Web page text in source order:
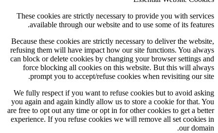
These cookies are strictly necessary to provide you with
available through our website and to use some of its
Because these cookies are strictly necessary to deliver the
refusing them will have impact how our site functions. You
can block or delete cookies by changing your browser settings
force blocking all cookies on this website. But this will
prompt you to accept/refuse cookies when revisiting our
We fully respect if you want to refuse cookies but to avoid
you again and again kindly allow us to store a cookie for that.
are free to opt out any time or opt in for other cookies to get a
experience. If you refuse cookies we will remove all set cookies
our